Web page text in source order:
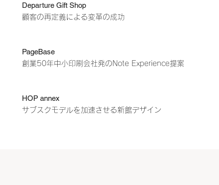
Departure Gift Shop
顧客の再定義による変革の成功
PageBase
​創業50年中小印刷会社発のNote Experience提案
HOP annex
サブスクモデルを加速させる新館デザイン